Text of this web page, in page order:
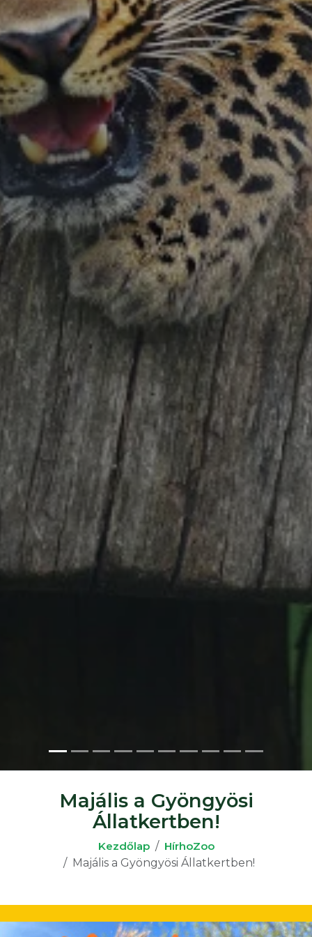
Majális a Gyöngyösi
Állatkertben!
Kezdőlap
HírhoZoo
Majális a Gyöngyösi Állatkertben!